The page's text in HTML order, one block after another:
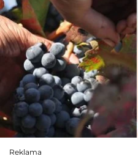
Reklama